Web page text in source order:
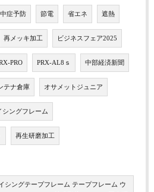
症予防 節電 省エネ 遮熱
再メッキ加工 ビジネスフェア2025
PRO PRX-AL8ｓ 中部経済新聞
テナ倉庫 オサメットジュニア
シングフレーム
再生研磨加工
シングテープフレーム テープフレーム ウ